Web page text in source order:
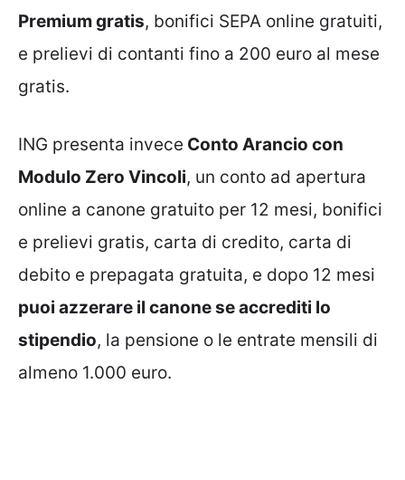
Premium gratis, bonifici SEPA online gratuiti,
e prelievi di contanti fino a 200 euro al mese
gratis.
ING presenta invece Conto Arancio con
Modulo Zero Vincoli, un conto ad apertura
online a canone gratuito per 12 mesi, bonifici
e prelievi gratis, carta di credito, carta di
debito e prepagata gratuita, e dopo 12 mesi
puoi azzerare il canone se accrediti lo
stipendio, la pensione o le entrate mensili di
almeno 1.000 euro.